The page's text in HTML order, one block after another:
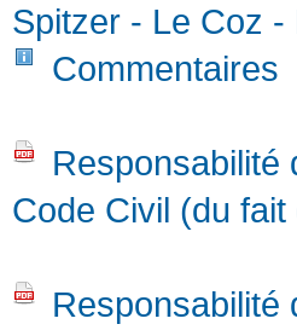
Spitzer - Le Coz
Commentaires
Responsabilité
Code Civil (du
Responsabilité